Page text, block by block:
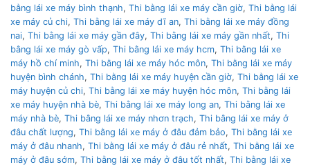
bằng lái xe máy bình thạnh, Thi bằng lái xe máy cần giờ, Thi bằng lái
xe máy củ chi, Thi bằng lái xe máy dĩ an, Thi bằng lái xe máy đồng
nai, Thi bằng lái xe máy gần đây, Thi bằng lái xe máy gần nhất, Thi
bằng lái xe máy gò vấp, Thi bằng lái xe máy hcm, Thi bằng lái xe
máy hồ chí minh, Thi bằng lái xe máy hóc môn, Thi bằng lái xe máy
huyện bình chánh, Thi bằng lái xe máy huyện cần giờ, Thi bằng lái xe
máy huyện củ chi, Thi bằng lái xe máy huyện hóc môn, Thi bằng lái
xe máy huyện nhà bè, Thi bằng lái xe máy long an, Thi bằng lái xe
máy nhà bè, Thi bằng lái xe máy nhơn trạch, Thi bằng lái xe máy ở
đâu chất lượng, Thi bằng lái xe máy ở đâu đảm bảo, Thi bằng lái xe
máy ở đâu nhanh, Thi bằng lái xe máy ở đâu rẻ nhất, Thi bằng lái xe
máy ở đâu sớm, Thi bằng lái xe máy ở đâu tốt nhất, Thi bằng lái xe